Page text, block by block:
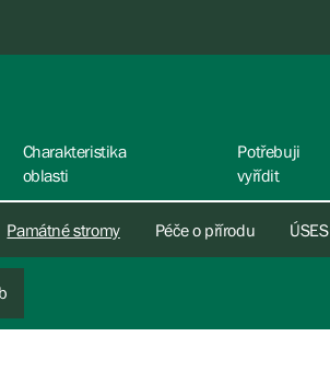
Charakteristika
oblasti
Potřebuji
vyřídit
Památné stromy Péče o přírodu ÚSES